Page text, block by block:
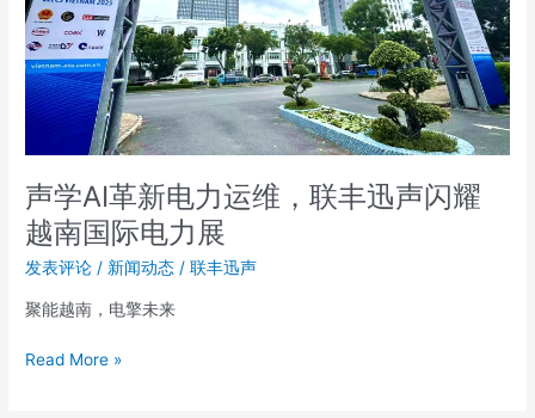
声学AI革新电力运维，联丰迅声闪耀
越南国际电力展
发表评论 / 新闻动态 /联丰迅声
聚能越南，电擎未来
运
维，
联
丰
声
闪
耀
越
南
际
力
Read More »